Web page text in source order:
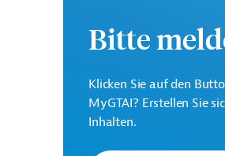
Commission
Bitte
Klicken Sie auf den
MyGTAI? Erstellen Sie
Inhalten.